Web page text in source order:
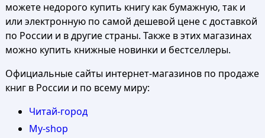
можете недорого купить книгу как бумажную, так и
или электронную по самой дешевой цене с доставкой
по России и в другие страны. Также в этих магазинах
можно купить книжные новинки и бестселлеры.
Официальные сайты интернет-магазинов по продаже
книг в России и по всему миру:
Читай-город
My-shop